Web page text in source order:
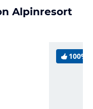
Alpinresort
100%